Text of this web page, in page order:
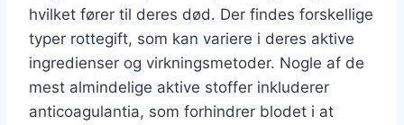
hvilket fører til deres død. Der findes forskellige
typer rottegift, som kan variere i deres aktive
ingredienser og virkningsmetoder. Nogle af de
mest almindelige aktive stoffer inkluderer
anticoagulantia, som forhindrer blodet i at